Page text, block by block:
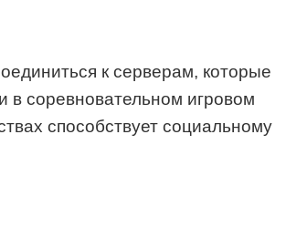
к серверам, которые
в соревновательном игровом
способствует социальному